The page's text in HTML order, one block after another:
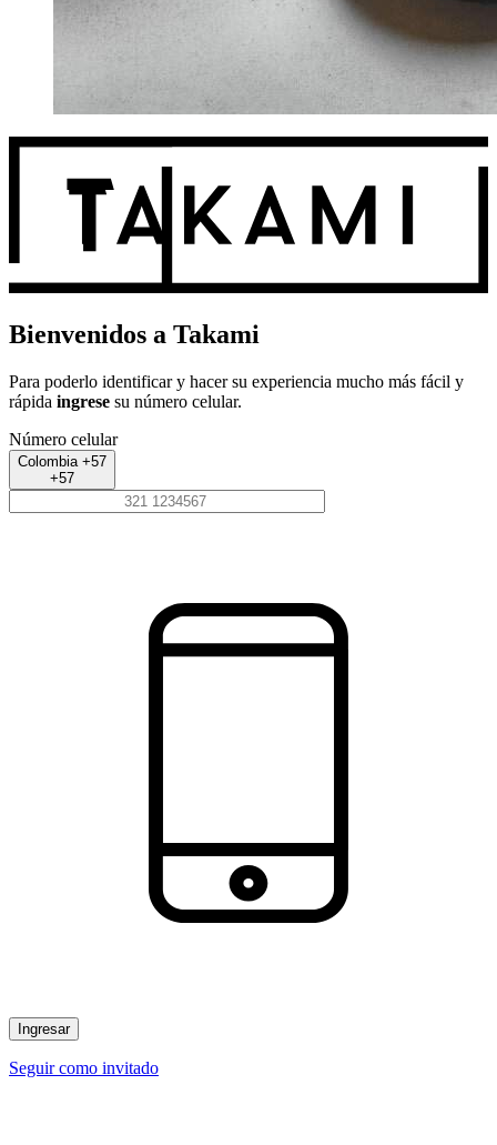
Bienvenidos a Takami
Para poderlo identificar y hacer su experiencia mucho más fácil y
rápida ingrese su número celular.
Número celular
Colombia +57
+57
Ingresar
Seguir como invitado